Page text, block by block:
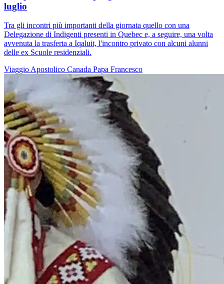
luglio
Tra gli incontri più importanti della giornata quello con una
Delegazione di Indigenti presenti in Quebec e, a seguire, una volta
avvenuta la trasferta a Iqaluit, l'incontro privato con alcuni alunni
delle ex Scuole residenziali.
Viaggio Apostolico Canada Papa Francesco